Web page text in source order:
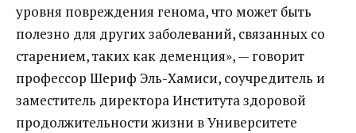
уровня повреждения генома, что может быть
полезно для других заболеваний, связанных со
старением, таких как деменция», — говорит
профессор Шериф Эль-Хамиси, соучредитель и
заместитель директора Института здоровой
продолжительности жизни в Университете